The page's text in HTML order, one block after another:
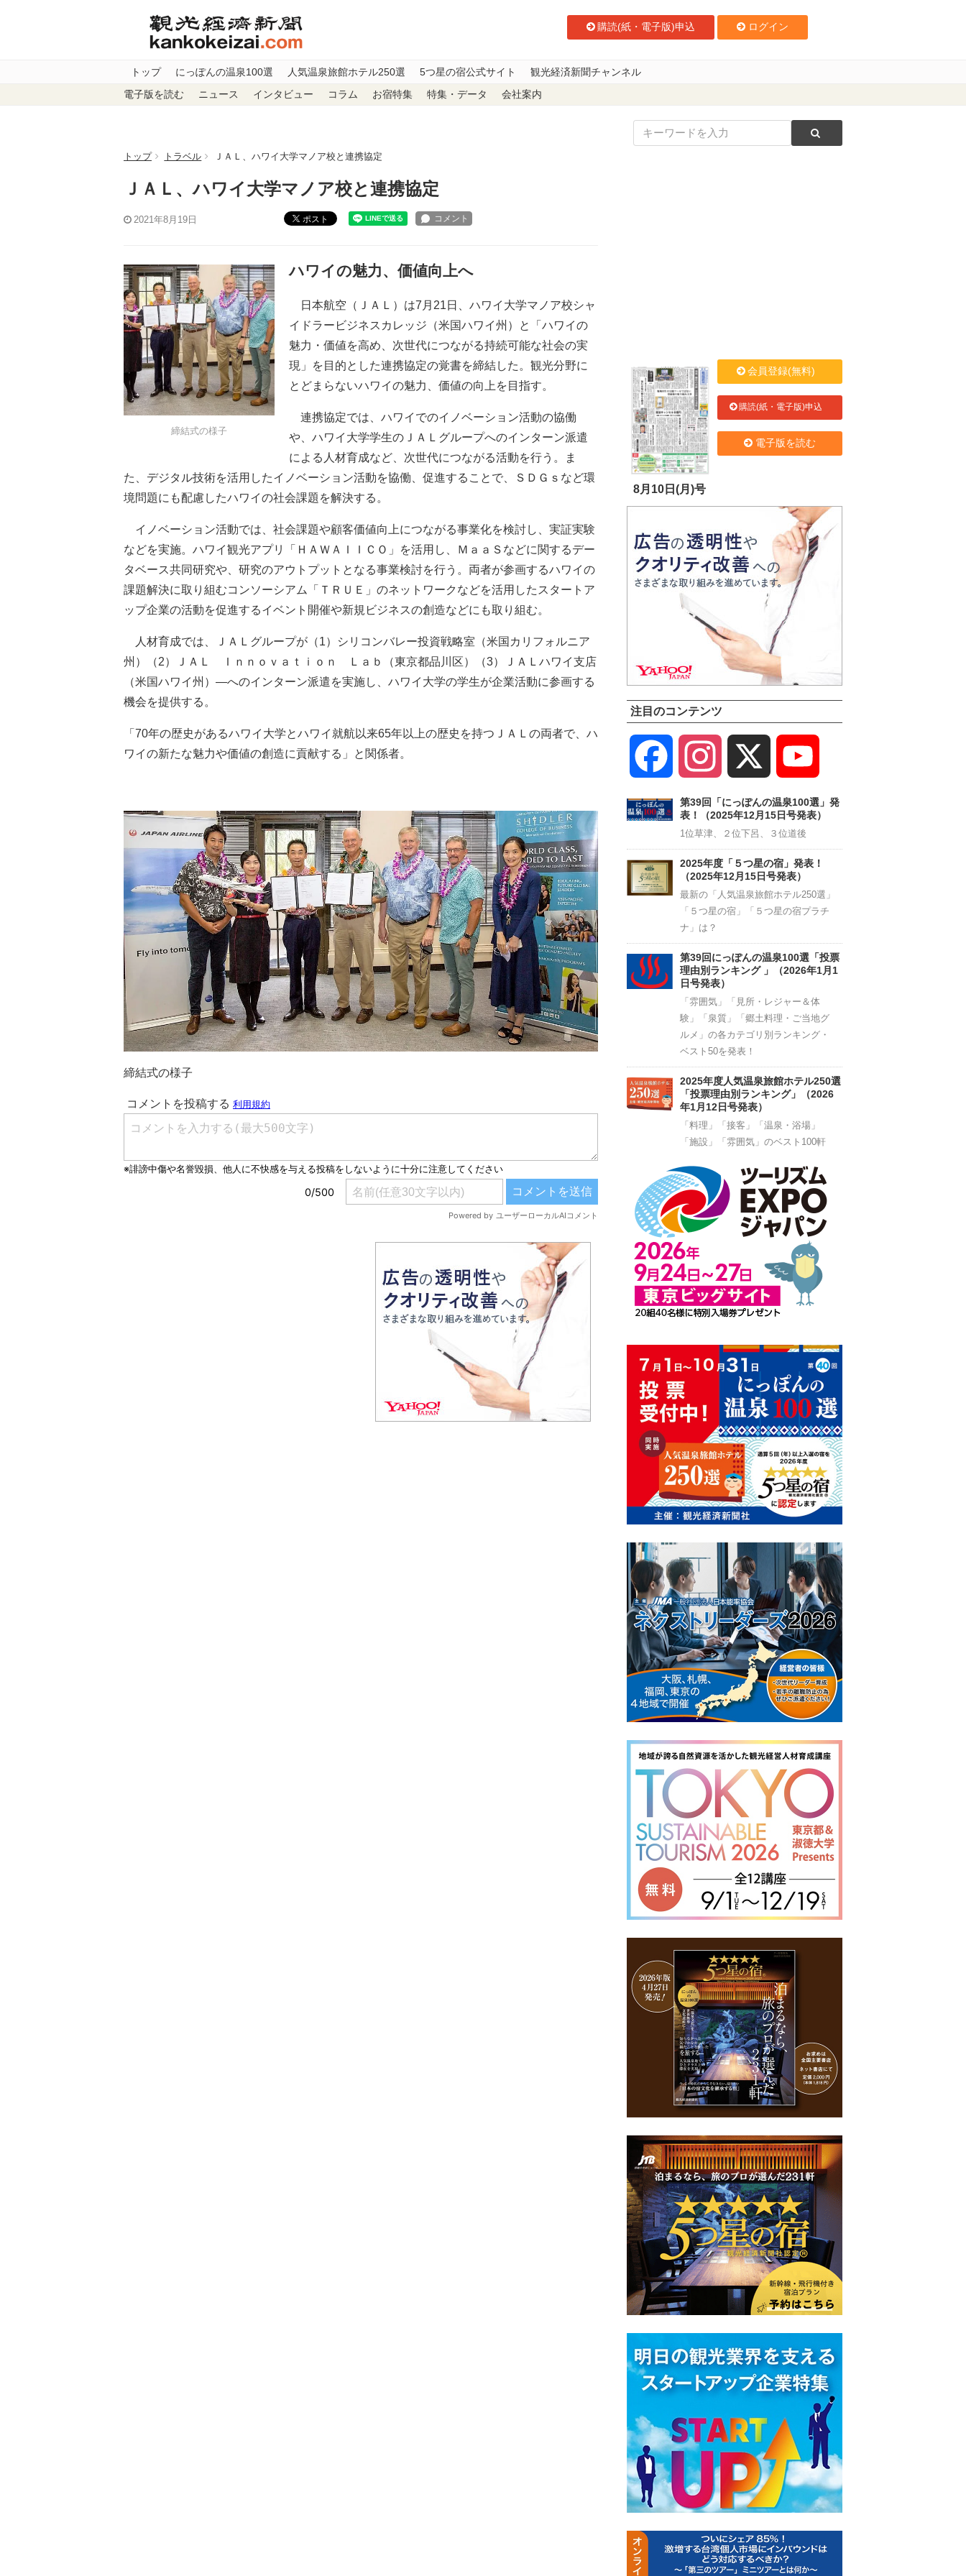
購読(紙・電子版)申込 ログイン
トップ にっぽんの温泉100選 人気温泉旅館ホテル250選 5つ星の宿公式サイト 観光経済新聞チャンネル
電子版を読む ニュース インタビュー コラム お宿特集 特集・データ 会社案内
トップ トラベル ＪＡＬ、ハワイ大学マノア校と連携協定
ＪＡＬ、ハワイ大学マノア校と連携協定
2021年8月19日 ポスト
締結式の様子
ハワイの魅力、価値向上へ
日本航空（ＪＡＬ）は7月21日、ハワイ大学マノア校シャ
イドラービジネスカレッジ（米国ハワイ州）と「ハワイの
魅力・価値を高め、次世代につながる持続可能な社会の実
現」を目的とした連携協定の覚書を締結した。観光分野に
とどまらないハワイの魅力、価値の向上を目指す。
連携協定では、ハワイでのイノベーション活動の協働
や、ハワイ大学学生のＪＡＬグループへのインターン派遣
による人材育成など、次世代につながる活動を行う。ま
た、デジタル技術を活用したイノベーション活動を協働、促進することで、ＳＤＧｓなど環
境問題にも配慮したハワイの社会課題を解決する。
イノベーション活動では、社会課題や顧客価値向上につながる事業化を検討し、実証実験
などを実施。ハワイ観光アプリ「ＨＡＷＡＩＩＣＯ」を活用し、ＭａａＳなどに関するデー
タベース共同研究や、研究のアウトプットとなる事業検討を行う。両者が参画するハワイの
課題解決に取り組むコンソーシアム「ＴＲＵＥ」のネットワークなどを活用したスタートア
ップ企業の活動を促進するイベント開催や新規ビジネスの創造などにも取り組む。
人材育成では、ＪＡＬグループが（1）シリコンバレー投資戦略室（米国カリフォルニア
州）（2）ＪＡＬ Ｉｎｎｏｖａｔｉｏｎ Ｌａｂ（東京都品川区）（3）ＪＡＬハワイ支店
（米国ハワイ州）―へのインターン派遣を実施し、ハワイ大学の学生が企業活動に参画する
機会を提供する。
「70年の歴史があるハワイ大学とハワイ就航以来65年以上の歴史を持つＪＡＬの両者で、ハ
ワイの新たな魅力や価値の創造に貢献する」と関係者。
締結式の様子
8月10日(月)号
会員登録(無料)
購読(紙・電子版)申込
電子版を読む
注目のコンテンツ
Facebook Instagram
Channel
第39回「にっぽんの温泉100選」発
表！（2025年12月15日号発表）
1位草津、２位下呂、３位道後
2025年度「５つ星の宿」発表！
（2025年12月15日号発表）
最新の「人気温泉旅館ホテル250選」
「５つ星の宿」「５つ星の宿プラチ
ナ」は？
第39回にっぽんの温泉100選「投票
理由別ランキング 」（2026年1月1
日号発表）
「雰囲気」「見所・レジャー＆体
験」「泉質」「郷土料理・ご当地グ
ルメ」の各カテゴリ別ランキング・
ベスト50を発表！
2025年度人気温泉旅館ホテル250選
「投票理由別ランキング」（2026
年1月12日号発表）
「料理」「接客」「温泉・浴場」
「施設」「雰囲気」のベスト100軒